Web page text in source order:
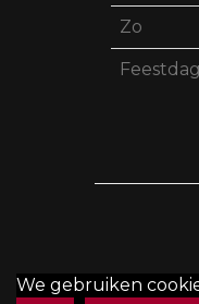
Zo
We gebruiken